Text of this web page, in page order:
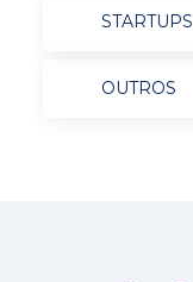
STARTUPS
OUTROS